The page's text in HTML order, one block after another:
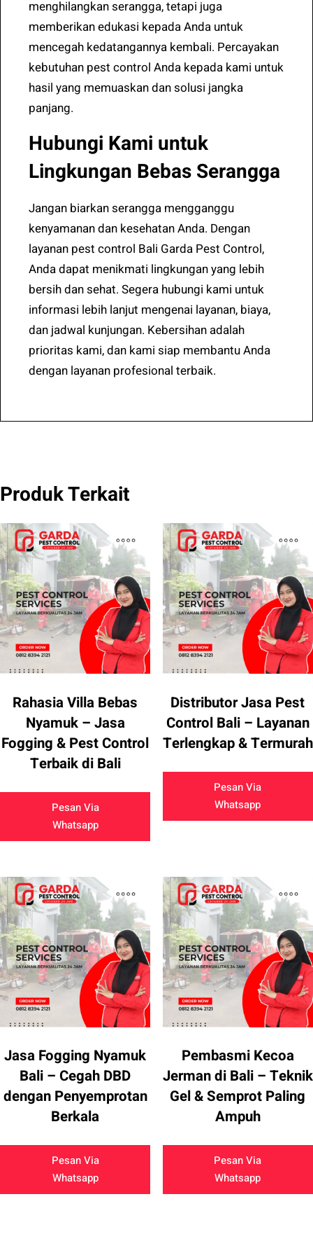
menghilangkan serangga, tetapi juga
memberikan edukasi kepada Anda untuk
mencegah kedatangannya kembali. Percayakan
kebutuhan pest control Anda kepada kami untuk
hasil yang memuaskan dan solusi jangka
panjang.
Hubungi Kami untuk
Lingkungan Bebas Serangga
Jangan biarkan serangga mengganggu
kenyamanan dan kesehatan Anda. Dengan
layanan pest control Bali Garda Pest Control,
Anda dapat menikmati lingkungan yang lebih
bersih dan sehat. Segera hubungi kami untuk
informasi lebih lanjut mengenai layanan, biaya,
dan jadwal kunjungan. Kebersihan adalah
prioritas kami, dan kami siap membantu Anda
dengan layanan profesional terbaik.
Produk Terkait
Rahasia Villa Bebas
Nyamuk – Jasa
Fogging & Pest Control
Terbaik di Bali
Pesan Via
Whatsapp
Distributor Jasa Pest
Control Bali – Layanan
Terlengkap & Termurah
Pesan Via
Whatsapp
Jasa Fogging Nyamuk
Bali – Cegah DBD
dengan Penyemprotan
Berkala
Pesan Via
Whatsapp
Pembasmi Kecoa
Jerman di Bali – Teknik
Gel & Semprot Paling
Ampuh
Pesan Via
Whatsapp